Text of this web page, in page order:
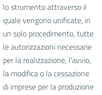
lo strumento attraverso il
quale vengono unificate, in
un solo procedimento, tutte
le autorizzazioni necessarie
per la realizzazione, l'avvio,
la modifica o la cessazione
di imprese per la produzione